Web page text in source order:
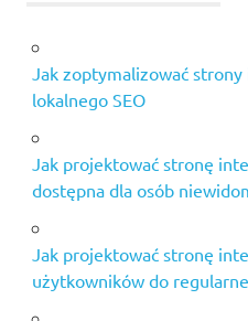
Jak zoptymalizować
lokalnego SEO
Jak projektować stronę
dostępna dla osób
Jak projektować stronę
użytkowników do